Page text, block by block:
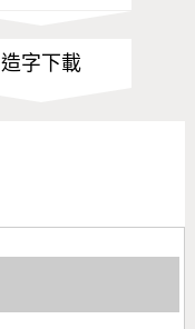
造字下載